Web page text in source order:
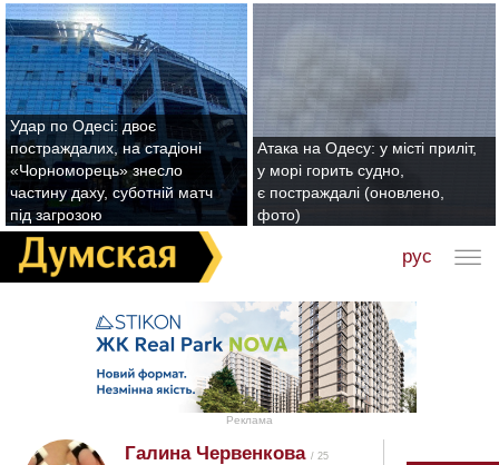
Удар по Одесі: двоє
постраждалих, на стадіоні
«Чорноморець» знесло
частину даху, суботній матч
під загрозою
Атака на Одесу: у місті приліт,
у морі горить судно,
є постраждалі (оновлено,
фото)
рус
Реклама
Галина Червенкова / 25